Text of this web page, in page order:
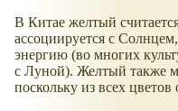
В Китае желтый
ассоциируется с
энергию (во многих
с Луной). Желтый также
поскольку из всех